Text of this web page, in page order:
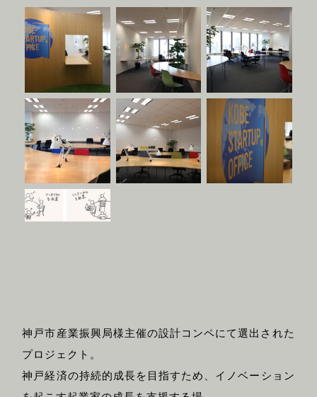
神戸市産業振興局様主催の設計コンペにて選出された
プロジェクト。
神戸経済の持続的成長を目指すため、イノベーション